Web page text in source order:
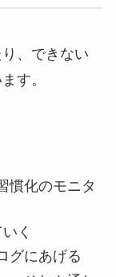
、できない
す。
慣化のモニタ
く
グにあげる